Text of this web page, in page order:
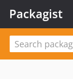
Packagist